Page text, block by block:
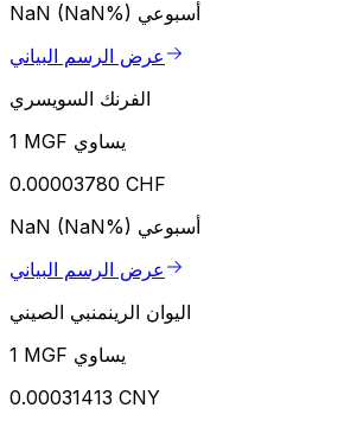
NaN (NaN%) أسبوعي
عرض الرسم البياني
الفرنك السويسري
1 MGF يساوي
0.00003780 CHF
NaN (NaN%) أسبوعي
عرض الرسم البياني
اليوان الرينمنبي الصيني
1 MGF يساوي
0.00031413 CNY